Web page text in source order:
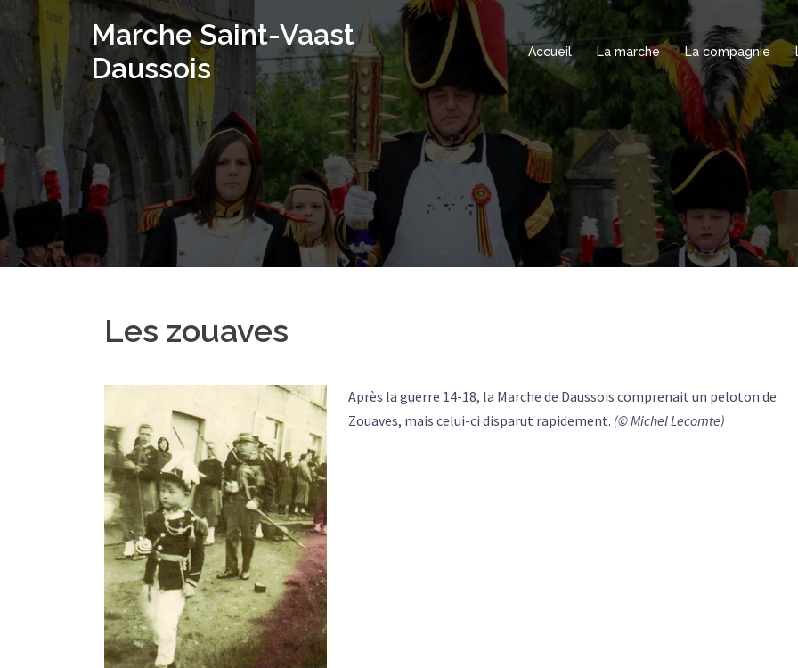
contenu
Marche Saint-Vaast
Daussois
Accueil La marche La compagnie
Les zouaves
Après la guerre 14-18, la Marche de Daussois comprenait un peloton de
Zouaves, mais celui-ci disparut rapidement. (© Michel Lecomte)